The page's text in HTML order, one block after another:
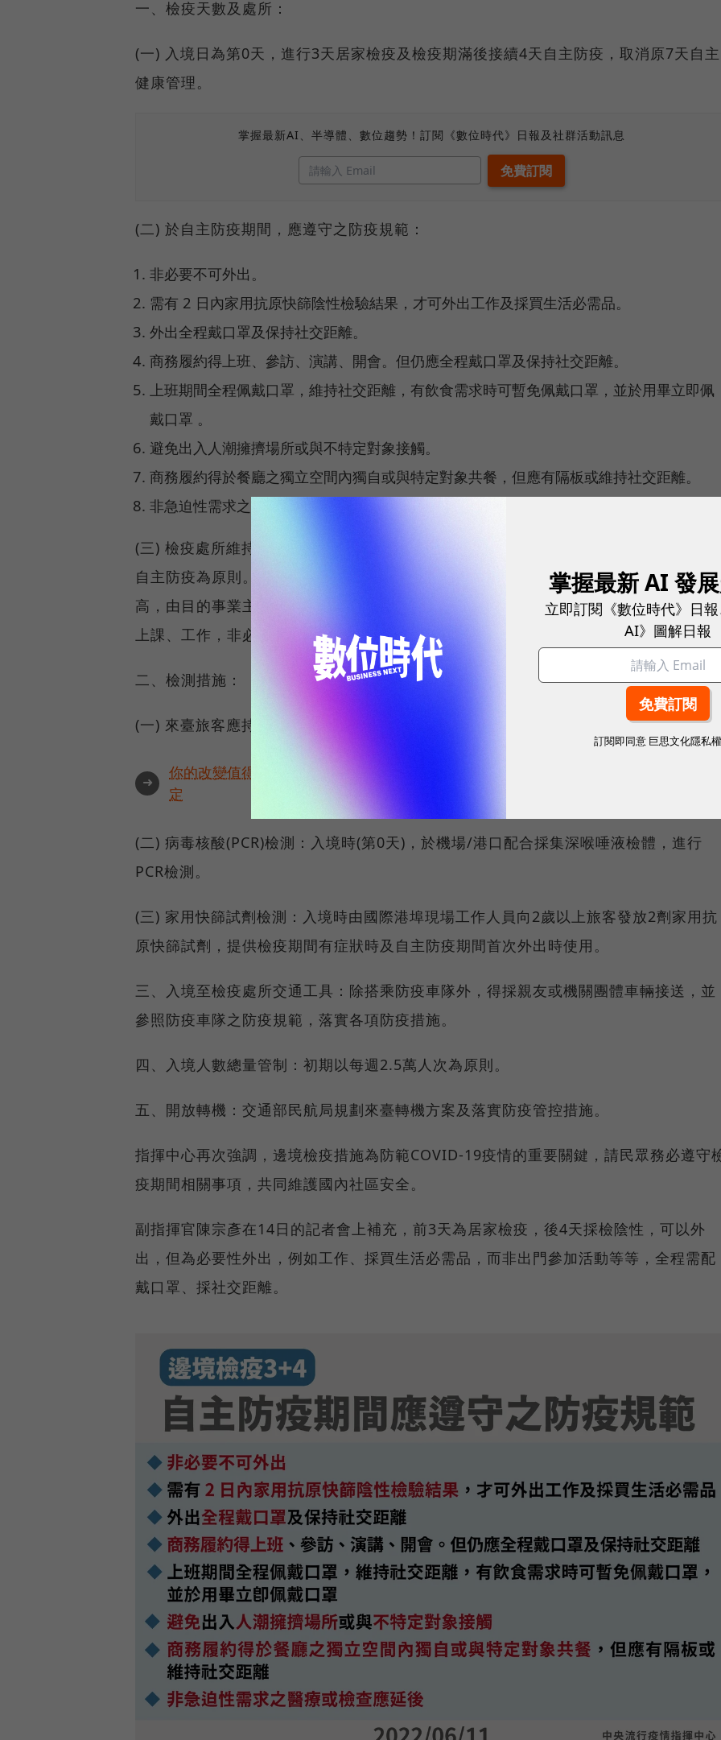
一、檢疫天數及處所：
(一) 入境日為第0天，進行3天居家檢疫及檢疫期滿後接續4天自主防疫，取消原7天自主
健康管理。
掌握最新AI、半導體、數位趨勢！訂閱《數位時代》日報及社群活動訊息
(二) 於自主防疫期間，應遵守之防疫規範：
非必要不可外出。
需有 2 日內家用抗原快篩陰性檢驗結果，才可外出工作及採買生活必需品。
外出全程戴口罩及保持社交距離。
商務履約得上班、參訪、演講、開會。但仍應全程戴口罩及保持社交距離。
上班期間全程佩戴口罩，維持社交距離，有飲食需求時可暫免佩戴口罩，並於用畢立即佩
戴口罩 。
避免出入人潮擁擠場所或與不特定對象接觸。
商務履約得於餐廳之獨立空間內獨自或與特定對象共餐，但應有隔板或維持社交距離。
非急迫性需求之醫療或檢查應延後。
(三) 檢疫處所維持1人1戶或入住防疫旅宿，並以於同一檢疫地點完成3天居家檢疫及4天
自主防疫為原則。此外，考量移工、漁工及學生係採共同生活模式，群聚感染風險較
高，由目的事業主管部會督導於原檢疫處所完成自主防疫，且於自主防疫期間不得到校
上課、工作，非必要不得外出。
二、檢測措施：
(一) 來臺旅客應持有表定航班時間前2日內COVID-19核酸檢驗報告。
➜
你的改變值得被看見🔥最具全球市場潛能的創新實踐！立即報名100 MVP，挑戰雙獎肯
定
(二) 病毒核酸(PCR)檢測：入境時(第0天)，於機場/港口配合採集深喉唾液檢體，進行
PCR檢測。
(三) 家用快篩試劑檢測：入境時由國際港埠現場工作人員向2歲以上旅客發放2劑家用抗
原快篩試劑，提供檢疫期間有症狀時及自主防疫期間首次外出時使用。
三、入境至檢疫處所交通工具：除搭乘防疫車隊外，得採親友或機關團體車輛接送，並
參照防疫車隊之防疫規範，落實各項防疫措施。
四、入境人數總量管制：初期以每週2.5萬人次為原則。
五、開放轉機：交通部民航局規劃來臺轉機方案及落實防疫管控措施。
指揮中心再次強調，邊境檢疫措施為防範COVID-19疫情的重要關鍵，請民眾務必遵守
疫期間相關事項，共同維護國內社區安全。
副指揮官陳宗彥在14日的記者會上補充，前3天為居家檢疫，後4天採檢陰性，可以外
出，但為必要性外出，例如工作、採買生活必需品，而非出門參加活動等等，全程需配
戴口罩、採社交距離。
掌握最新 AI 發
立即訂閱《數位時代》日
AI》圖解日報
訂閱即同意 巨思文化隱私